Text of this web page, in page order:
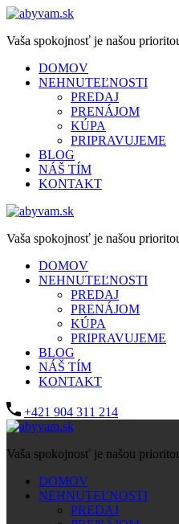
Vaša spokojnosť je našou
DOMOV
NEHNUTEĽNOSTI
PREDAJ
PRENÁJOM
KÚPA
PRIPRAVUJEME
BLOG
NÁŠ TÍM
KONTAKT
Vaša spokojnosť je našou
DOMOV
NEHNUTEĽNOSTI
PREDAJ
PRENÁJOM
KÚPA
PRIPRAVUJEME
BLOG
NÁŠ TÍM
KONTAKT
+421 904 311 214
Vaša spokojnosť je našou
DOMOV
NEHNUTEĽNOSTI
PREDAJ